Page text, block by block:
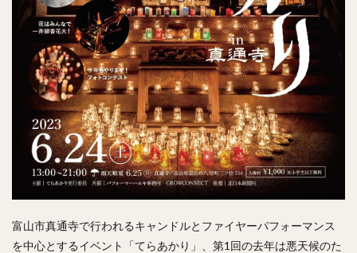
富山市真通寺で行われるキャンドルとファイヤーパフォーマンス
を中心とするイベント「てらあかり」、第1回の去年は悪天候のた